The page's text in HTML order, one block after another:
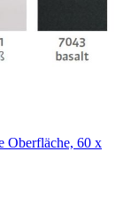
Oberfläche, 60 x